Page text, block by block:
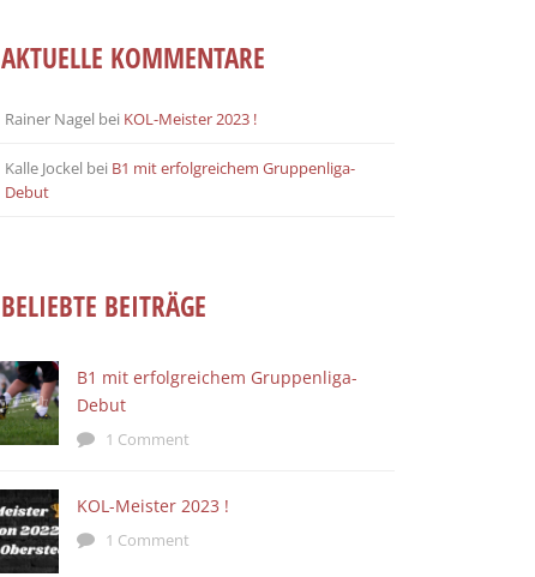
AKTUELLE KOMMENTARE
Rainer Nagel bei KOL-Meister 2023 !
Kalle Jockel bei B1 mit erfolgreichem Gruppenliga-
Debut
BELIEBTE BEITRÄGE
B1 mit erfolgreichem Gruppenliga-
Debut
1 Comment
KOL-Meister 2023 !
1 Comment